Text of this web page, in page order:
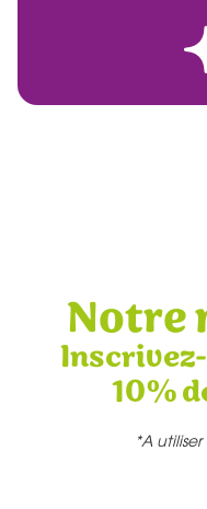
Notre
10%
*A